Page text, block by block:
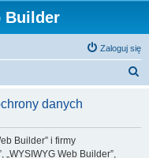
Builder
Zaloguj się
k
danych
Builder” i firmy
„WYSIWYG Web Builder”,